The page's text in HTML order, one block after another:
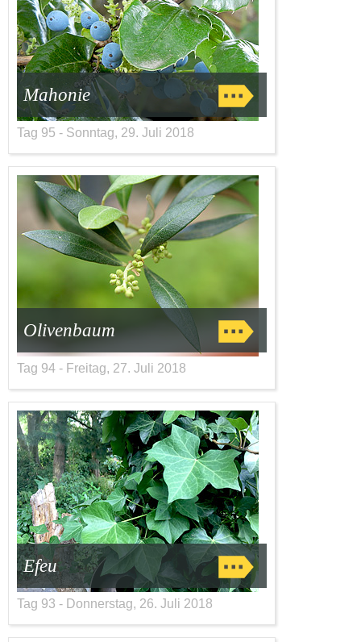
Mahonie
Tag 95 - Sonntag, 29. Juli 2018
Olivenbaum
Tag 94 - Freitag, 27. Juli 2018
Efeu
Tag 93 - Donnerstag, 26. Juli 2018